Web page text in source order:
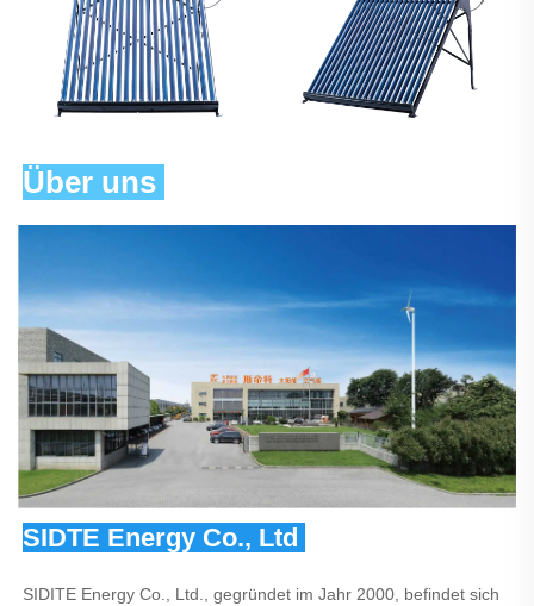
Über uns
SIDTE Energy Co., Ltd
SIDITE Energy Co., Ltd., gegründet im Jahr 2000, befindet sich